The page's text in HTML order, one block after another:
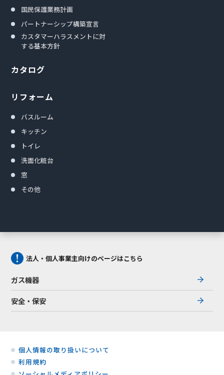
国民保護業務計画
パートナーシップ構築宣言
カスタマーハラスメントに対
する基本方針
カタログ
リフォーム
バスルーム
キッチン
トイレ
洗面化粧台
窓
その他
法人・個人事業主向けのページはこちら
ガス機器
安全・保安
個人情報の取り扱いについて
利用規約